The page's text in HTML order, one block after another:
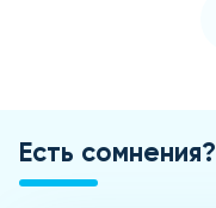
Есть сомнения?